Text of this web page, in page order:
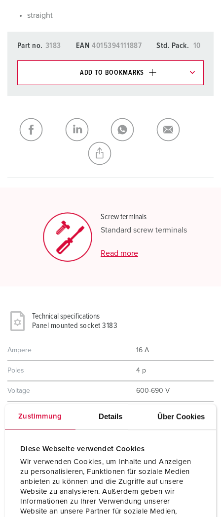
Zustimmung Details Über Cookies
Diese Webseite verwendet Cookies
Wir verwenden Cookies, um Inhalte und Anzeigen
zu personalisieren, Funktionen für soziale Medien
anbieten zu können und die Zugriffe auf unsere
Website zu analysieren. Außerdem geben wir
Informationen zu Ihrer Verwendung unserer
Website an unsere Partner für soziale Medien,
straight
Part no. 3183 EAN 4015394111887 Std. Pack. 10
ADD TO BOOKMARKS
My list ADD
CREATE A NEW LIST
Screw terminals
Standard screw terminals
Read more
Technical specifications
Panel mounted socket 3183
Ampere 16 A
Poles 4 p
Voltage 600-690 V
Hertz 50-60 Hz
Connection technology Screw terminals
Contact standard
Protection type IP44
Flange 75x75 mm